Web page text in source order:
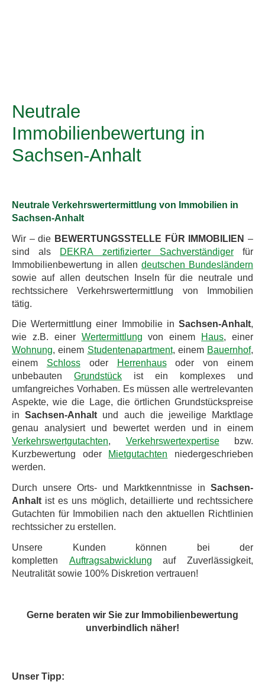
Neutrale
Immobilienbewertung in
Sachsen-Anhalt
Neutrale Verkehrswertermittlung von Immobilien in
Sachsen-Anhalt
Wir – die BEWERTUNGSSTELLE FÜR IMMOBILIEN –
sind als DEKRA zertifizierter Sachverständigerfür
Immobilienbewertung in allen deutschen Bundesländern
sowie auf allen deutschen Inseln für die neutrale und
rechtssichere Verkehrswertermittlung von Immobilien
tätig.
Die Wertermittlung einer Immobilie in Sachsen-Anhalt,
wie z.B. einer Wertermittlung von einem Haus, einer
Wohnung, einem Studentenapartment, einem Bauernhof,
einem Schlossoder Herrenhausoder von einem
unbebauten Grundstück ist ein komplexes und
umfangreiches Vorhaben. Es müssen alle wertrelevanten
Aspekte, wie die Lage, die örtlichen Grundstückspreise
inSachsen-Anhalt und auch die jeweilige Marktlage
genau analysiert und bewertet werden und in einem
Verkehrswertgutachten, Verkehrswertexpertisebzw.
Kurzbewertung oder Mietgutachten niedergeschrieben
werden.
Durch unsere Orts- und Marktkenntnisse in Sachsen-
Anhalt ist es uns möglich, detaillierte und rechtssichere
Gutachten für Immobilien nach den aktuellen Richtlinien
rechtssicher zu erstellen.
Unsere Kunden können bei der
kompletten Auftragsabwicklung auf Zuverlässigkeit,
Neutralität sowie 100% Diskretion vertrauen!
Gerne beraten wir Sie zur Immobilienbewertung
unverbindlich näher!
Unser Tipp: